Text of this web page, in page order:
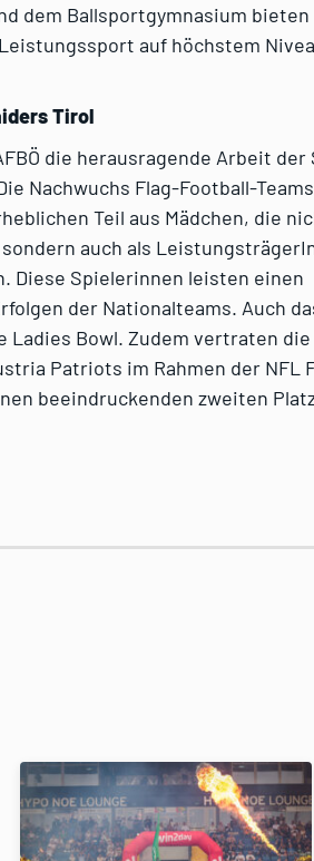
dem Ballsportgymnasium bieten
auf höchstem
Tirol
die herausragende Arbeit der
Nachwuchs Flag-Football-
Teil aus Mädchen, die
auch als
Diese Spielerinnen leisten einen
der Nationalteams. Auch
Ladies Bowl. Zudem vertraten die
Patriots im Rahmen der NFL
beeindruckenden zweiten